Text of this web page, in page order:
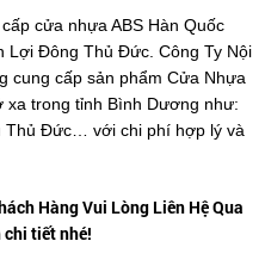
cửa nhựa ABS Hàn Quốc
Lợi Đông Thủ Đức. Công Ty Nội
cung cấp sản phẩm Cửa Nhựa
trong tỉnh Bình Dương như:
Thủ Đức… với chi phí hợp lý và
Hàng Vui Lòng Liên Hệ Qua
chi tiết nhé!